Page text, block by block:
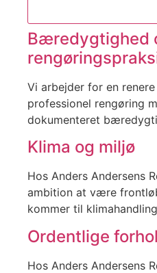
Bæredygtighed
Vi arbejder for en
professionel rengøring
dokumenteret
Klima og miljø
Hos Anders Andersens
ambition at være
kommer til klimahandling
Ordentlige
Hos Anders Andersens